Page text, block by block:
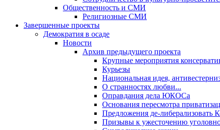
Общественность и СМИ
Религиозные СМИ
Завершенные проекты
Демократия в осаде
Новости
Архив предыдущего проекта
Крупные мероприятия
Курьезы
Национальная идея,
О странностях любви...
Оправдания дела ЮКОСа
Основания пересмотра
Предложения де-либерализовать
Призывы к ужесточению